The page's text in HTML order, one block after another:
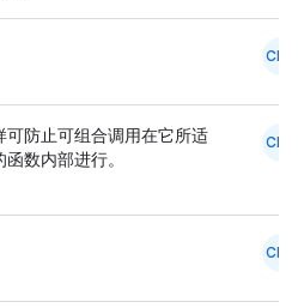
CMN
可防止可组合调用在它所适
函数内部进行。
CMN
CMN